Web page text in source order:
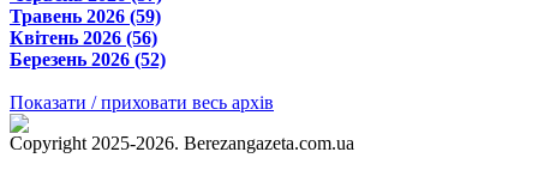
Травень 2026 (59)
Квітень 2026 (56)
Березень 2026 (52)
Показати / приховати весь архів
Copyright 2025-2026. Berezangazeta.com.ua